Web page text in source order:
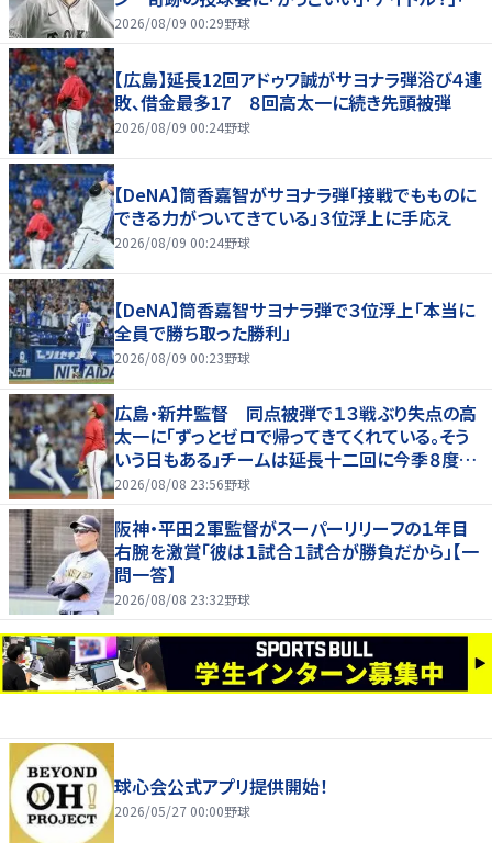
神」
2026/08/09 00:29野球
【広島】延長12回アドゥワ誠がサヨナラ弾浴び４連
敗、借金最多17 ８回高太一に続き先頭被弾
2026/08/09 00:24野球
【DeNA】筒香嘉智がサヨナラ弾「接戦でもものに
できる力がついてきている」３位浮上に手応え
2026/08/09 00:24野球
【DeNA】筒香嘉智サヨナラ弾で３位浮上「本当に
全員で勝ち取った勝利」
2026/08/09 00:23野球
広島・新井監督 同点被弾で１３戦ぶり失点の高
太一に「ずっとゼロで帰ってきてくれている。そう
いう日もある」チームは延長十二回に今季８度目
サヨナラ負け
2026/08/08 23:56野球
阪神・平田２軍監督がスーパーリリーフの１年目
右腕を激賞「彼は１試合１試合が勝負だから」【一
問一答】
2026/08/08 23:32野球
球心会公式アプリ提供開始！
2026/05/27 00:00野球